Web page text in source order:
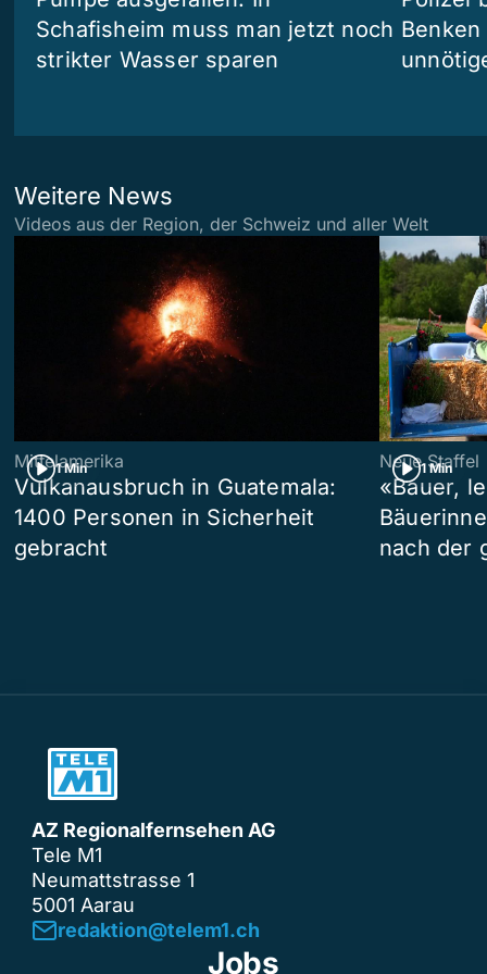
Schafisheim muss man jetzt noch
strikter Wasser sparen
Weitere News
Videos aus der Region, der Schweiz und aller Welt
1 Min
Mittelamerika
Vulkanausbruch in Guatemala:
1400 Personen in Sicherheit
gebracht
1 Min
Neue Staffel
«Bauer,
nach der
AZ Regionalfernsehen AG
Tele M1
Neumattstrasse 1
5001 Aarau
redaktion@telem1.ch
Jobs